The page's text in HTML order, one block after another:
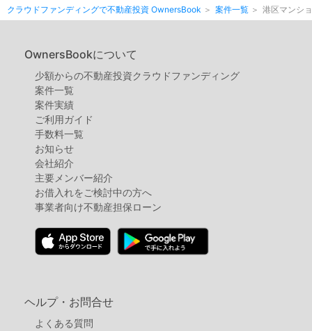
クラウドファンディングで不動産投資 OwnersBook 案件一覧 港区マンシ
OwnersBookについて
少額からの不動産投資クラウドファンディング
案件⼀覧
案件実績
ご利用ガイド
手数料一覧
お知らせ
会社紹介
主要メンバー紹介
お借入れをご検討中の方へ
事業者向け不動産担保ローン
ヘルプ・お問合せ
よくある質問